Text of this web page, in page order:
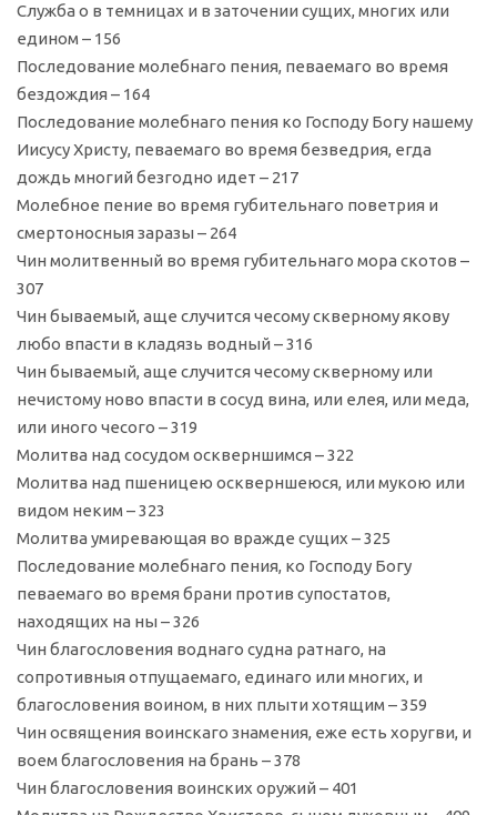
Служба о в темницах и в заточении сущих, многих или
едином – 156
Последование молебнаго пения, певаемаго во время
бездождия – 164
Последование молебнаго пения ко Господу Богу нашему
Иисусу Христу, певаемаго во время безведрия, егда
дождь многий безгодно идет – 217
Молебное пение во время губительнаго поветрия и
смертоносныя заразы – 264
Чин молитвенный во время губительнаго мора скотов –
307
Чин бываемый, аще случится чесому скверному якову
любо впасти в кладязь водный – 316
Чин бываемый, аще случится чесому скверному или
нечистому ново впасти в сосуд вина, или елея, или меда,
или иного чесого – 319
Молитва над сосудом оскверншимся – 322
Молитва над пшеницею оскверншеюся, или мукою или
видом неким – 323
Молитва умиревающая во вражде сущих – 325
Последование молебнаго пения, ко Господу Богу
певаемаго во время брани против супостатов,
находящих на ны – 326
Чин благословения воднаго судна ратнаго, на
сопротивныя отпущаемаго, единаго или многих, и
благословения воином, в них плыти хотящим – 359
Чин освящения воинскаго знамения, еже есть хоругви, и
воем благословения на брань – 378
Чин благословения воинских оружий – 401